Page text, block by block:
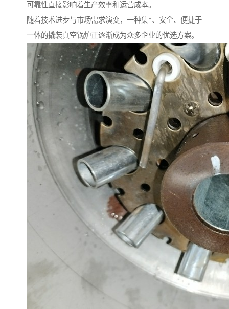
可靠性直接影响着生产效率和运营成本。
随着技术进步与市场需求演变，一种集*、安全、便捷于
一体的撬装真空锅炉正逐渐成为众多企业的优选方案。